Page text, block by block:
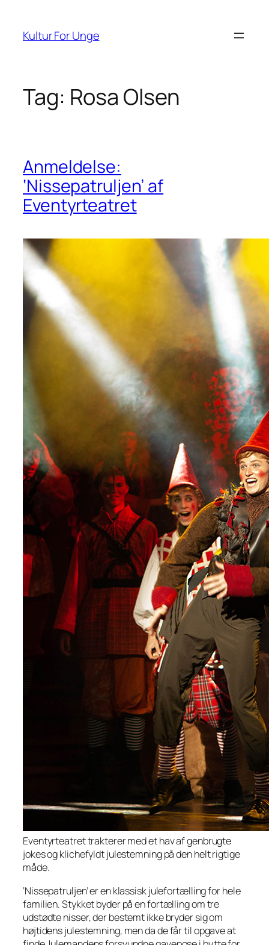
indhold
Kultur For Unge
Tag: Rosa Olsen
Anmeldelse:
‘Nissepatruljen’ af
Eventyrteatret
Eventyrteatret trakterer med et hav af genbrugte
jokes og klichefyldt julestemning på den helt rigtige
måde.
‘Nissepatruljen’ er en klassisk julefortælling for hele
familien. Stykket byder på en fortælling om tre
udstødte nisser, der bestemt ikke bryder sig om
højtidens julestemning, men da de får til opgave at